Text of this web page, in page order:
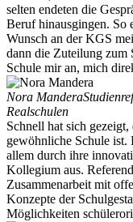
selten endeten die
Beruf hinausgingen. So
Wunsch an der KGS
dann die Zuteilung zum
Schule mir an, mich
Nora Mandera
Realschulen
Schnell hat sich
gewöhnliche Schule ist.
allem durch ihre
Kollegium aus.
Zusammenarbeit mit
Konzepte der
Möglichkeiten